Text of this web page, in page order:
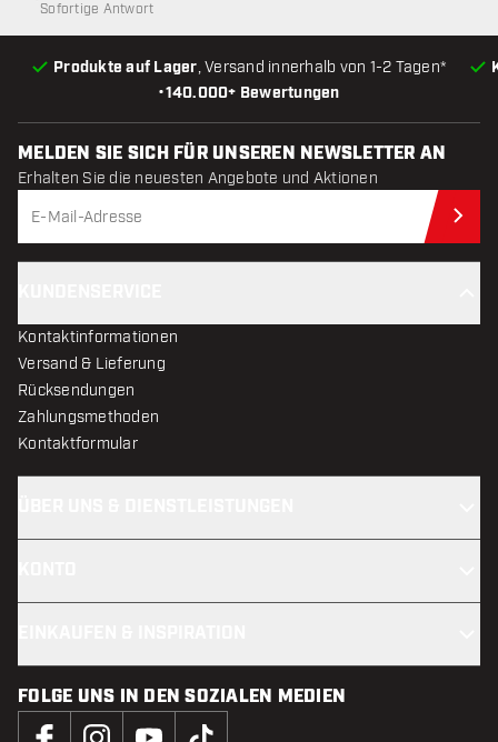
•140.000+ Bewertungen
Produkte auf Lager, Versand innerhalb von 1-2 Tagen*
Sofortige Antwort
MELDEN SIE SICH FÜR UNSEREN NEWSLETTER AN
Erhalten Sie die neuesten Angebote und Aktionen
Kontaktinformationen
Versand & Lieferung
Rücksendungen
Zahlungsmethoden
Kontaktformular
FOLGE UNS IN DEN SOZIALEN MEDIEN